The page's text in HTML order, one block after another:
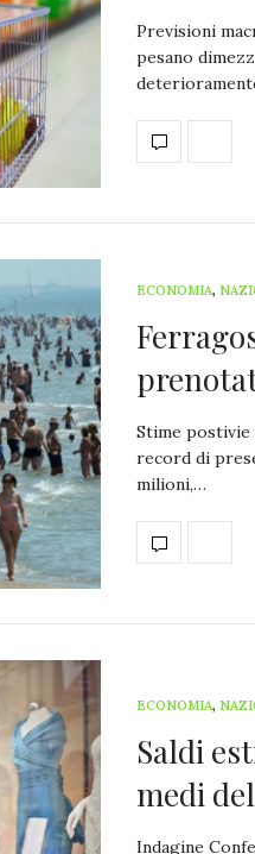
Previsioni
pesano
ECONOMIA,
Stime
record di
milioni,…
ECONOMIA,
Saldi
medi
Indagine